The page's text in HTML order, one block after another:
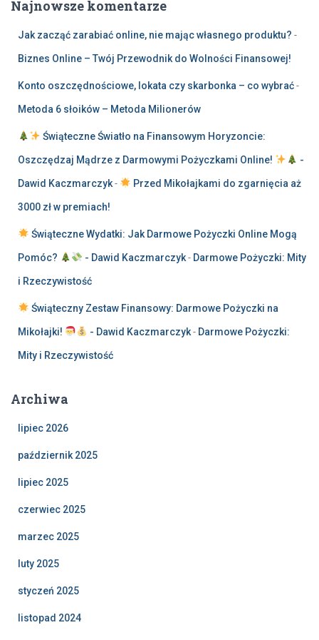
Najnowsze komentarze
Jak zacząć zarabiać online, nie mając własnego produktu? -
Biznes Online – Twój Przewodnik do Wolności Finansowej!
Konto oszczędnościowe, lokata czy skarbonka – co wybrać-
Metoda 6 słoików – Metoda Milionerów
Świąteczne Światło na Finansowym Horyzoncie:
Oszczędzaj Mądrze z Darmowymi Pożyczkami Online! -
Dawid Kaczmarczyk- Przed Mikołajkami do zgarnięcia aż
3000 zł w premiach!
Świąteczne Wydatki: Jak Darmowe Pożyczki Online Mogą
Pomóc? - Dawid Kaczmarczyk- Darmowe Pożyczki: Mity
i Rzeczywistość
Świąteczny Zestaw Finansowy: Darmowe Pożyczki na
Mikołajki! - Dawid Kaczmarczyk- Darmowe Pożyczki:
Mity i Rzeczywistość
Archiwa
lipiec 2026
październik 2025
lipiec 2025
czerwiec 2025
marzec 2025
luty 2025
styczeń 2025
listopad 2024